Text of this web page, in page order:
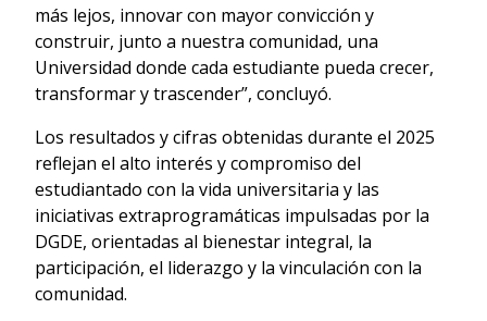
más lejos, innovar con mayor convicción y
construir, junto a nuestra comunidad, una
Universidad donde cada estudiante pueda crecer,
transformar y trascender”, concluyó.
Los resultados y cifras obtenidas durante el 2025
reflejan el alto interés y compromiso del
estudiantado con la vida universitaria y las
iniciativas extraprogramáticas impulsadas por la
DGDE, orientadas al bienestar integral, la
participación, el liderazgo y la vinculación con la
comunidad.